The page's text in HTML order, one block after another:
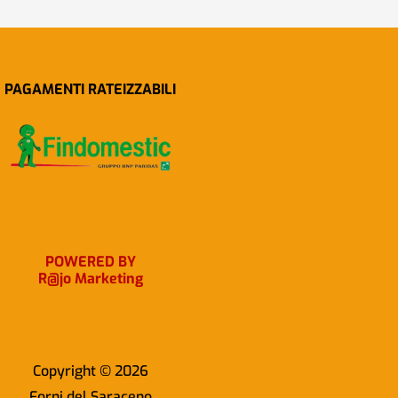
PAGAMENTI RATEIZZABILI
POWERED BY
R@jo Marketing
Copyright © 2026